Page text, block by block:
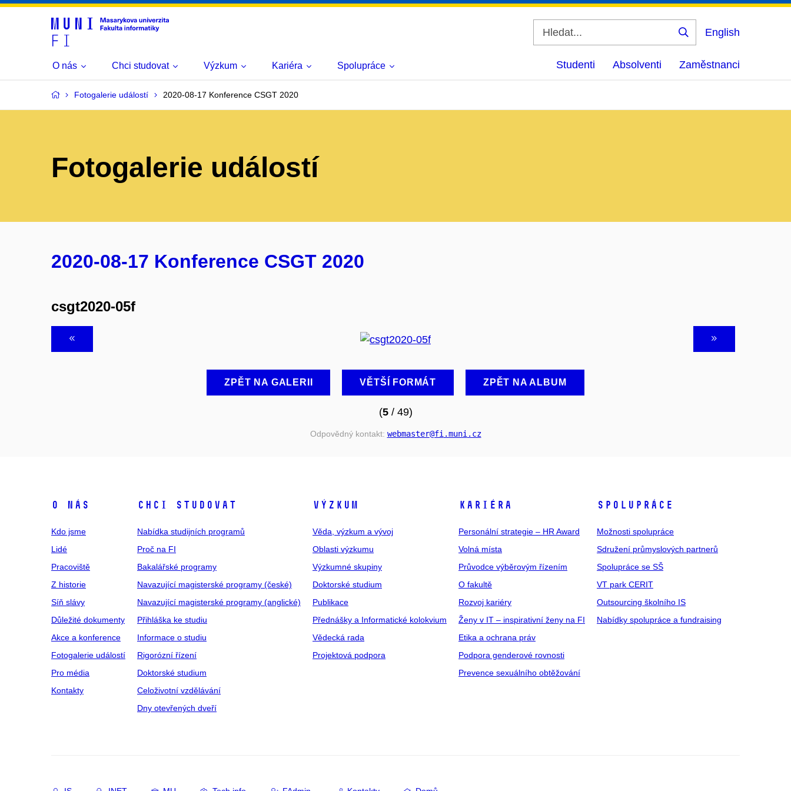
Vyhledat
English
O nás Chci studovat Výzkum Kariéra Spolupráce Studenti Absolventi Zaměstnanci
Fotogalerie událostí 2020-08-17 Konference CSGT 2020
Fotogalerie událostí
2020-08-17 Konference CSGT 2020
csgt2020-05f
ZPĚT NA GALERII VĚTŠÍ FORMÁT ZPĚT NA ALBUM
(5/ 49)
Odpovědný kontakt: webmaster@fi .muni .cz
O NÁS
Kdo jsme
Lidé
Pracoviště
Z historie
Síň slávy
Důležité dokumenty
Akce a konference
Fotogalerie událostí
Pro média
Kontakty
CHCI STUDOVAT
Nabídka studijních programů
Proč na FI
Bakalářské programy
Navazující magisterské programy (české)
Navazující magisterské programy (anglické)
Přihláška ke studiu
Informace o studiu
Rigorózní řízení
Doktorské studium
Celoživotní vzdělávání
Dny otevřených dveří
VÝZKUM
Věda, výzkum a vývoj
Oblasti výzkumu
Výzkumné skupiny
Doktorské studium
Publikace
Přednášky a Informatické kolokvium
Vědecká rada
Projektová podpora
KARIÉRA
Personální strategie – HR Award
Volná místa
Průvodce výběrovým řízením
O fakultě
Rozvoj kariéry
Ženy v IT – inspirativní ženy na FI
Etika a ochrana práv
Podpora genderové rovnosti
Prevence sexuálního obtěžování
SPOLUPRÁCE
Možnosti spolupráce
Sdružení průmyslových partnerů
Spolupráce se SŠ
VT park CERIT
Outsourcing školního IS
Nabídky spolupráce a fundraising